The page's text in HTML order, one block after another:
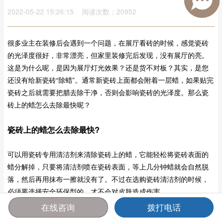
2022-05-22 15:26:15 阅读次数：20952
很多业主在装修后会遇到一个问题，在展厅看砖的时候，感觉瓷砖
的光泽度很好，非常漂亮，但家里装修完后发现，没有展厅的亮。
这是为什么呢，是因为展厅灯光效果？还是货不对板？其实，是您
还没有给新瓷砖“除蜡”。通常新瓷砖上面都会附着一层蜡，如果贴完
瓷砖之后就需要把腊去除干净，否则会影响瓷砖的光泽度。那么瓷
砖上的蜡怎么去除最快呢？
瓷砖上的蜡怎么去除最快?
可以用瓷砖专用清洁剂来清除瓷砖上的蜡，它能轻松将瓷砖表面的
蜡分解掉，只要将清洁剂喷在瓷砖表面，等上几分钟蜡就会自然脱
落，然后再用抹布一擦就没有了。不过在选购瓷砖清洁剂的时候，
必须要选择安全环保型的，才不会对皮肤造成伤害。
首页 报价 电话 咨询
在线咨询 拨打电话